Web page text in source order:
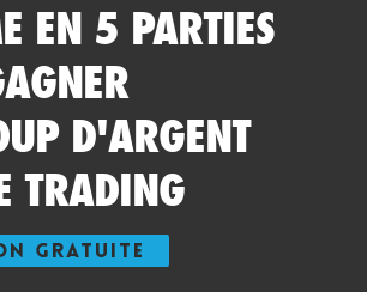
EN 5 PARTIES
D'ARGENT
TRADING
GRATUITE